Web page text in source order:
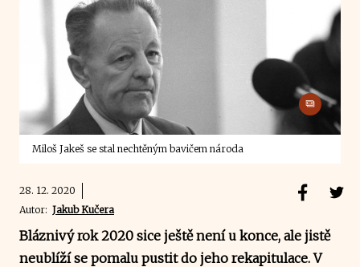
Miloš Jakeš se stal nechtěným bavičem národa
28. 12. 2020
Autor: Jakub Kučera
Bláznivý rok 2020 sice ještě není u konce, ale jistě
neublíží se pomalu pustit do jeho rekapitulace. V